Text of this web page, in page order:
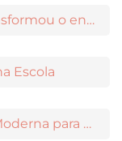
Maria Lúcia de Arruda Aranha transformou o ensino de Filosofia no Brasil
Escola
PNLD Na Prática: o videocast da Moderna para apoiar a escolha das obras aprovadas